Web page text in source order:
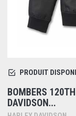
PRODUIT
BOMBERS
DAVIDSON...